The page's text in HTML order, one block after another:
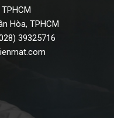
Hòa, TPHCM
39325716